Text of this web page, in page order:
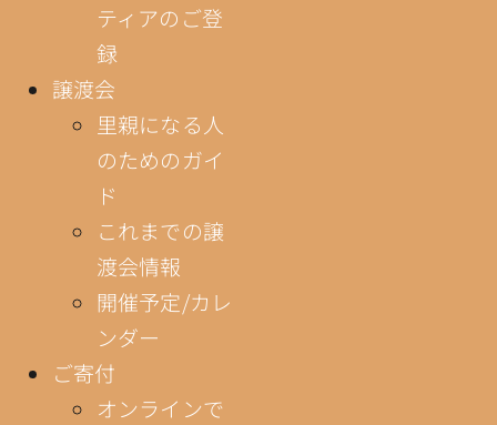
ティアのご登
録
譲渡会
里親になる人
のためのガイ
ド
これまでの譲
渡会情報
開催予定/カレ
ンダー
ご寄付
オンラインで